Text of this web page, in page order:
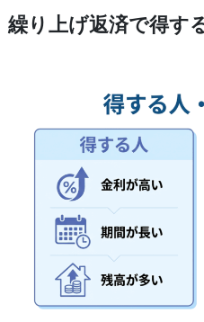
繰り上げ返済で得す